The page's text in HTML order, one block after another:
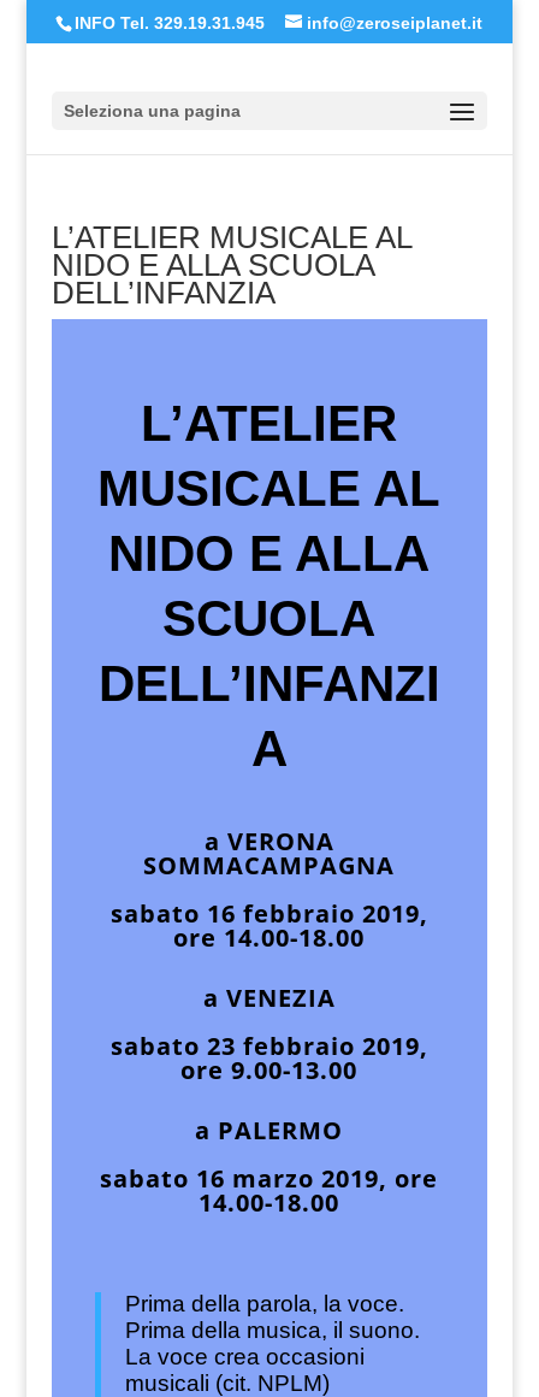
INFO Tel. 329.19.31.945 info@zeroseiplanet.it
Seleziona una pagina
L’ATELIER MUSICALE AL
NIDO E ALLA SCUOLA
DELL’INFANZIA
L’ATELIER
MUSICALE AL
NIDO E ALLA
SCUOLA
DELL’INFANZI
A
a VERONA
SOMMACAMPAGNA
sabato 16 febbraio 2019,
ore 14.00-18.00
a VENEZIA
sabato 23 febbraio 2019,
ore 9.00-13.00
a PALERMO
sabato 16 marzo 2019, ore
14.00-18.00
Prima della parola, la voce.
Prima della musica, il suono.
La voce crea occasioni
musicali (cit. NPLM)